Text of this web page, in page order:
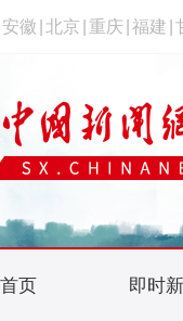
安徽 北京 重庆 福建
首页 即时